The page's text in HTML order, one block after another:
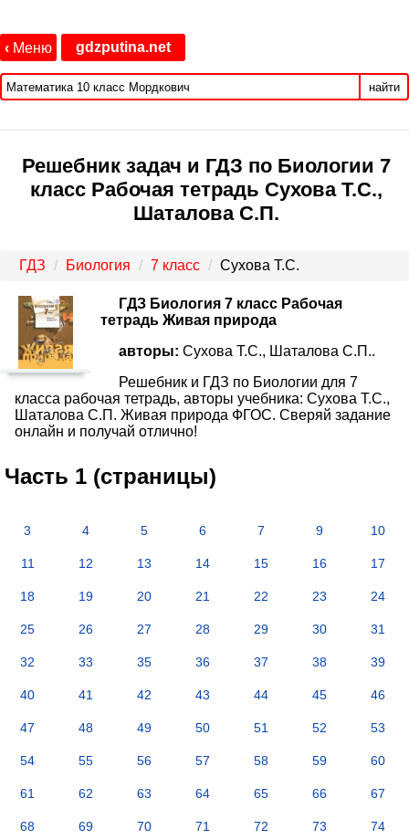
‹ Меню gdzputina.net
найти
Решебник задач и ГДЗ по Биологии 7
класс Рабочая тетрадь Сухова Т.С.,
Шаталова С.П.
ГДЗ Биология 7 класс Сухова Т.С.
ГДЗ Биология 7 класс Рабочая
тетрадь Живая природа
авторы: Сухова Т.С., Шаталова С.П..
Решебник и ГДЗ по Биологии для 7
класса рабочая тетрадь, авторы учебника: Сухова Т.С.,
Шаталова С.П. Живая природа ФГОС. Сверяй задание
онлайн и получай отлично!
Часть 1 (страницы)
3 4 5 6 7 9 10
11 12 13 14 15 16 17
18 19 20 21 22 23 24
25 26 27 28 29 30 31
32 33 35 36 37 38 39
40 41 42 43 44 45 46
47 48 49 50 51 52 53
54 55 56 57 58 59 60
61 62 63 64 65 66 67
68 69 70 71 72 73 74